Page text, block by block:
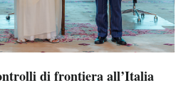
di frontiera all’Italia